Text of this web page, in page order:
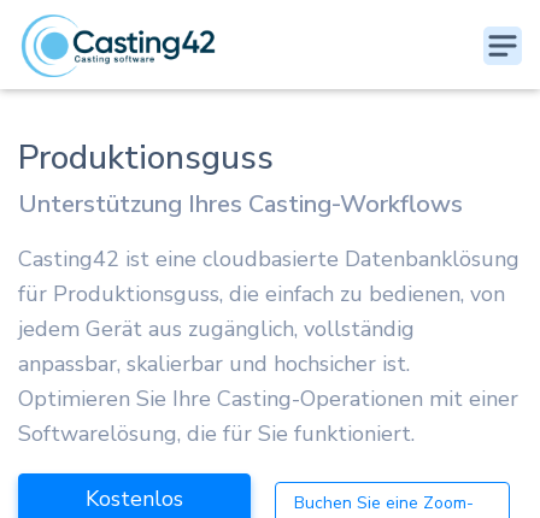
Produktionsguss
Unterstützung Ihres Casting-Workflows
Casting42 ist eine cloudbasierte Datenbanklösung
für Produktionsguss, die einfach zu bedienen, von
jedem Gerät aus zugänglich, vollständig
anpassbar, skalierbar und hochsicher ist.
Optimieren Sie Ihre Casting-Operationen mit einer
Softwarelösung, die für Sie funktioniert.
Kostenlos
Buchen Sie eine Zoom-